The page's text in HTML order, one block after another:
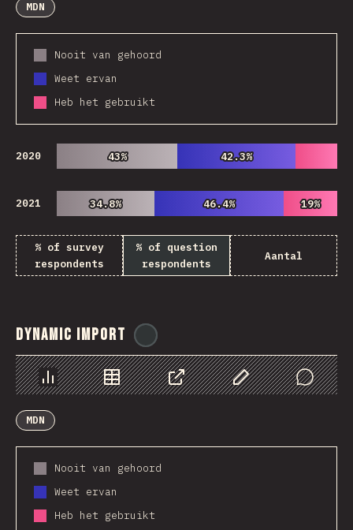
MDN
Nooit van gehoord
Weet ervan
Heb het gebruikt
2020 43%
43% 42.3%
42.3%
2021 34.8%
34.8% 46.4%
46.4% 19%
19%
% of survey
respondents
% of question
respondents
Aantal
Dynamic Import
Chart Data Share Customize Data
Comments
MDN
Nooit van gehoord
Weet ervan
Heb het gebruikt